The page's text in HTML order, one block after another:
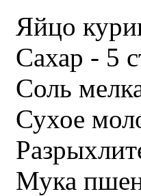
Яйцо
Сахар - 5
Соль
Сухое
Мука